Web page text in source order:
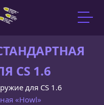
CS 1.6
для CS 1.6
«Howl»